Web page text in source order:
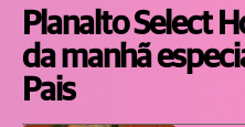
Planalto Select
da manhã
Pais